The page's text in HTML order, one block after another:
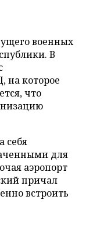
военных
В
на которое
что
себя
для
аэропорт
причал
встроить